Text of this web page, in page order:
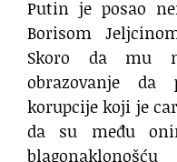
Putin je posao
Borisom
Skoro da mu
obrazovanje da
korupcije koji je
da su među